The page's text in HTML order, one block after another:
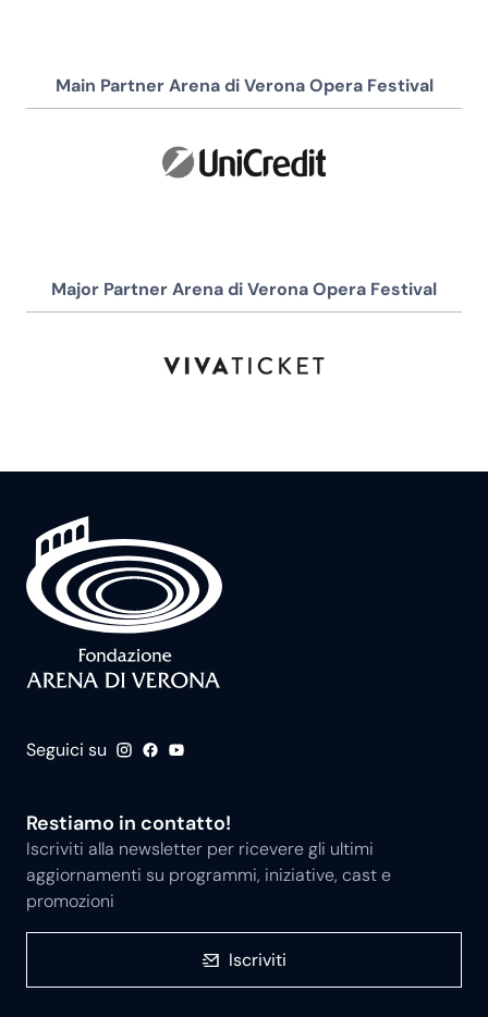
Main Partner Arena di Verona Opera Festival
Major Partner Arena di Verona Opera Festival
Seguici su
Restiamo in contatto!
Iscriviti alla newsletter per ricevere gli ultimi
aggiornamenti su programmi, iniziative, cast e
promozioni
Iscriviti